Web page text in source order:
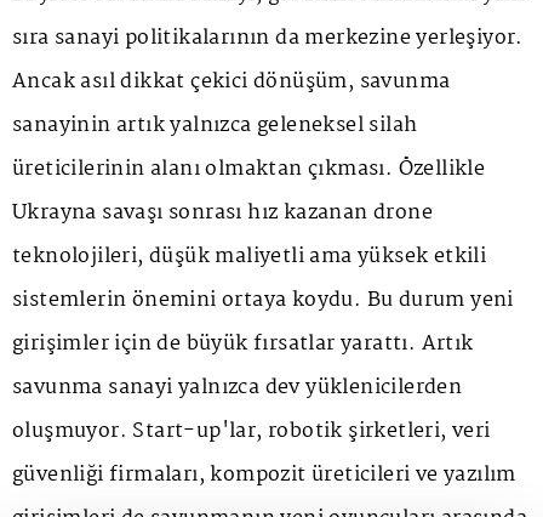
sıra sanayi politikalarının da merkezine yerleşiyor.
Ancak asıl dikkat çekici dönüşüm, savunma
sanayinin artık yalnızca geleneksel silah
üreticilerinin alanı olmaktan çıkması. Özellikle
Ukrayna savaşı sonrası hız kazanan drone
teknolojileri, düşük maliyetli ama yüksek etkili
sistemlerin önemini ortaya koydu. Bu durum yeni
girişimler için de büyük fırsatlar yarattı. Artık
savunma sanayi yalnızca dev yüklenicilerden
oluşmuyor. Start-up'lar, robotik şirketleri, veri
güvenliği firmaları, kompozit üreticileri ve yazılım